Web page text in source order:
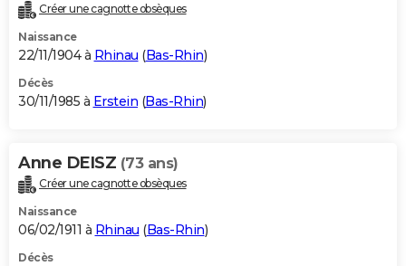
Créer une cagnotte obsèques
Naissance
22/11/1904 à Rhinau (Bas-Rhin)
Décès
30/11/1985 à Erstein (Bas-Rhin)
Anne DEISZ (73 ans)
Créer une cagnotte obsèques
Naissance
06/02/1911 à Rhinau (Bas-Rhin)
Décès